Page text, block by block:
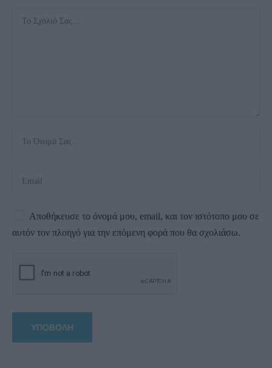
Αποθήκευσε το όνομά μου, email, και τον ιστότοπο μου σε
αυτόν τον πλοηγό για την επόμενη φορά που θα σχολιάσω.